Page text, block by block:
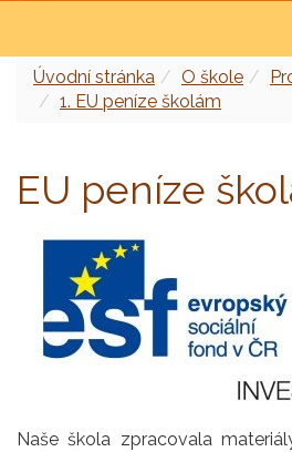
Úvodní stránka O škole
1. EU peníze školám
EU peníze
Naše škola zpracovala